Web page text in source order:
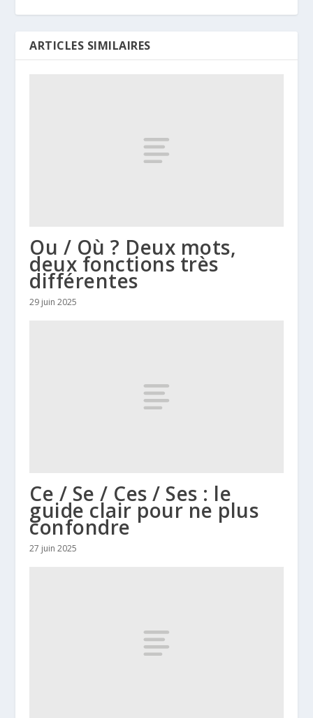
ARTICLES SIMILAIRES
Ou / Où ? Deux mots,
deux fonctions très
différentes
29 juin 2025
Ce / Se / Ces / Ses : le
guide clair pour ne plus
confondre
27 juin 2025